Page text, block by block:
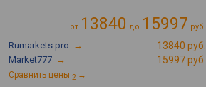
от 13840 до 15997 руб.
Rumarkets.pro → 13840 руб.
Market777 → 15997 руб.
Сравнить цены 2 →